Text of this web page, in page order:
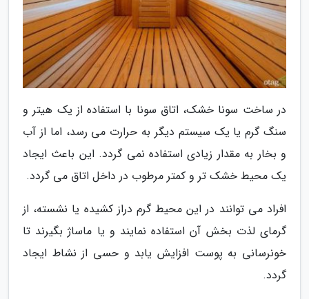
در ساخت سونا خشک، اتاق سونا با استفاده از یک هیتر و
سنگ گرم یا یک سیستم دیگر به حرارت می رسد، اما از آب
و بخار به مقدار زیادی استفاده نمی گردد. این باعث ایجاد
یک محیط خشک تر و کمتر مرطوب در داخل اتاق می گردد.
افراد می توانند در این محیط گرم دراز کشیده یا نشسته، از
گرمای لذت بخش آن استفاده نمایند و یا ماساژ بگیرند تا
خونرسانی به پوست افزایش یابد و حسی از نشاط ایجاد
گردد.